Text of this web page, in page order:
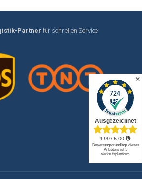
Partner für schnellen Service
✕